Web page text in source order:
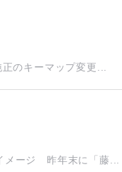
のキーマップ変更...
メージ 昨年末に「藤...